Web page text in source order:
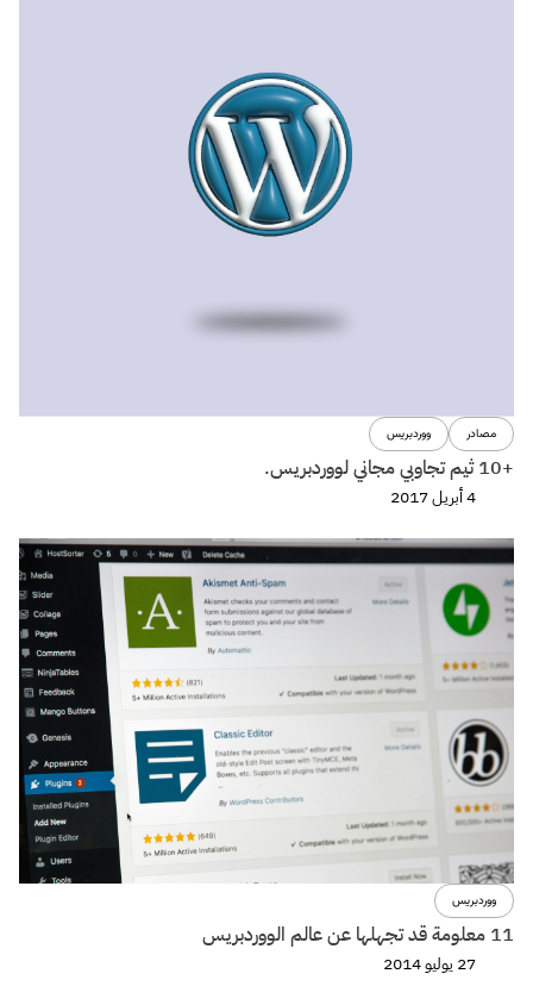
مصادر ووردبريس
+10 ثيم تجاوبي مجاني لووردبريس.
4 أبريل 2017
ووردبريس
11 معلومة قد تجهلها عن عالم الووردبريس
27 يوليو 2014